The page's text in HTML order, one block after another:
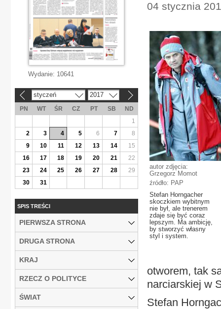
04 stycznia
autor zdjęcia:
Grzegorz Momot
źródło: PAP
Stefan Horngacher
skoczkiem wybitnym
nie był, ale trenerem
zdaje się być coraz
lepszym. Ma ambicję,
by stworzyć własny
styl i system.
otworem, tak
narciarskiej w
Stefan
Wydanie: 10641
styczeń 2017
PN WT ŚR CZ PT SB
ND
1
2
3 4 5 6 7
8
9
10 11 12 13 14
15
16
17 18 19 20 21
22
23
24 25 26 27 28
29
30
31
SPIS TREŚCI
PIERWSZA STRONA
DRUGA STRONA
KRAJ
RZECZ O POLITYCE
ŚWIAT